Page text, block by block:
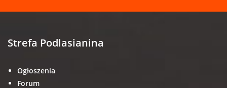
Strefa Podlasianina
Ogłoszenia
Forum